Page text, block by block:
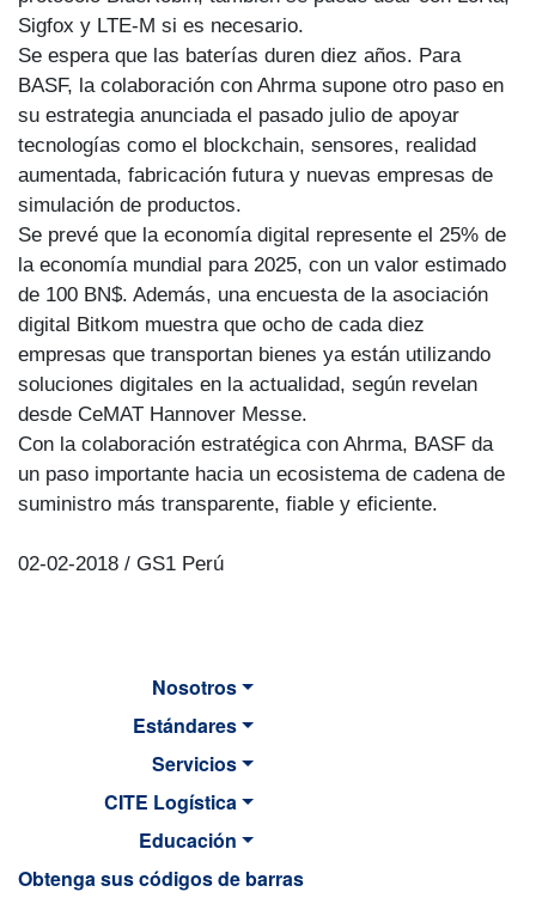
Sigfox y LTE-M si es necesario.
Se espera que las baterías duren diez años. Para
BASF, la colaboración con Ahrma supone otro paso en
su estrategia anunciada el pasado julio de apoyar
tecnologías como el blockchain, sensores, realidad
aumentada, fabricación futura y nuevas empresas de
simulación de productos.
Se prevé que la economía digital represente el 25% de
la economía mundial para 2025, con un valor estimado
de 100 BN$. Además, una encuesta de la asociación
digital Bitkom muestra que ocho de cada diez
empresas que transportan bienes ya están utilizando
soluciones digitales en la actualidad, según revelan
desde CeMAT Hannover Messe.
Con la colaboración estratégica con Ahrma, BASF da
un paso importante hacia un ecosistema de cadena de
suministro más transparente, fiable y eficiente.
02-02-2018 / GS1 Perú
Nosotros
Estándares
Servicios
CITE Logística
Educación
Obtenga sus códigos de barras